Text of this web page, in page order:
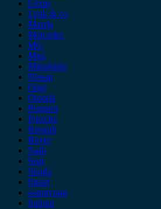
Lexus
Lynk & co
Mazda
Mercedes
MG
Mini
Mitsubishi
Nissan
Opel
Omoda
Peugeot
Porsche
Renault
Rover
Saab
Seat
Skoda
Smart
ssangyong
Subaru